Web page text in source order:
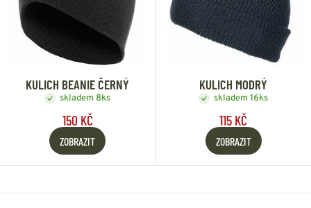
KULICH BEANIE ČERNÝ
skladem 8ks
150 KČ
ZOBRAZIT
KULICH MODRÝ
skladem 16ks
115 KČ
ZOBRAZIT